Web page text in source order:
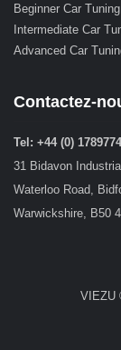
Beginner Car
Intermediate Car
Advanced Car
Contactez-
Tel: +44 (0)
31 Bidavon
Waterloo Road,
Warwickshire, B50
VIEZU